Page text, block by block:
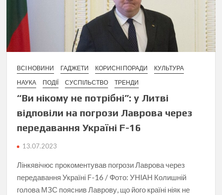
ВСІ НОВИНИ ГАДЖЕТИ КОРИСНІ ПОРАДИ
КУЛЬТУРА
НАУКА
ПОДІЇ СУСПІЛЬСТВО ТРЕНДИ
“Ви нікому не потрібні”: у Литві
відповіли на погрози Лаврова через
передавання Україні F-16
13.07.2023
Лінкявічюс прокоментував погрози Лаврова через
передавання Україні F-16 / Фото: УНІАН Колишній
голова МЗС пояснив Лаврову, що його країні ніяк не